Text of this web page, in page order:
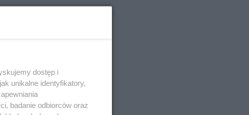
dostęp i
unikalne identyfikatory,
badanie odbiorców oraz